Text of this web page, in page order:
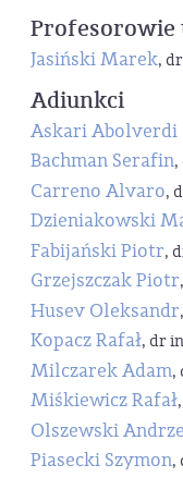
Profesorowie
Jasiński Marek,
Adiunkci
Askari Abolverdi
Bachman Serafin,
Carreno Alvaro,
Dzieniakowski
Fabijański Piotr,
Grzejszczak Piotr
Husev Oleksandr
Kopacz Rafał, dr
Milczarek Adam,
Miśkiewicz Rafał
Olszewski
Piasecki Szymon,